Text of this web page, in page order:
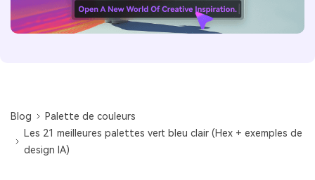
Blog
Palette de couleurs
Les 21 meilleures palettes vert bleu clair (Hex + exemples de
design IA)